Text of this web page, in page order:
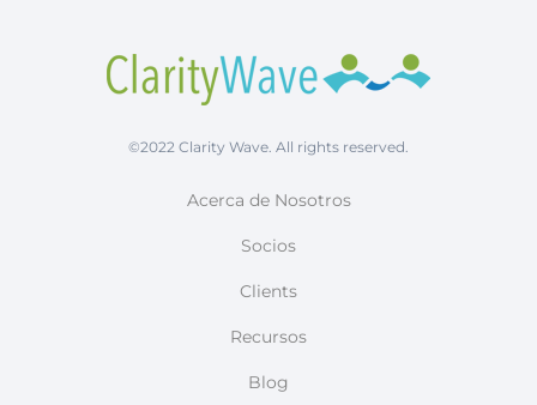
Acerca de Nosotros
Socios
Clients
Recursos
Blog
©2022 Clarity Wave. All rights reserved.